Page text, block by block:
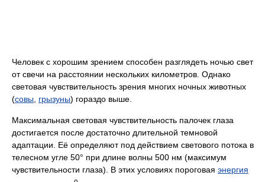
Человек с хорошим зрением способен разглядеть ночью свет
от свечи на расстоянии нескольких километров. Однако
световая чувствительность зрения многих ночных животных
(совы грызуны) гораздо выше.
Максимальная световая чувствительность палочек глаза
достигается после достаточно длительной темновой
адаптации. Её определяют под действием светового потока в
телесном угле 50° при длине волны 500 нм (максимум
чувствительности глаза). В этих условиях пороговая энергия